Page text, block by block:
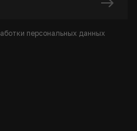
персональных данных